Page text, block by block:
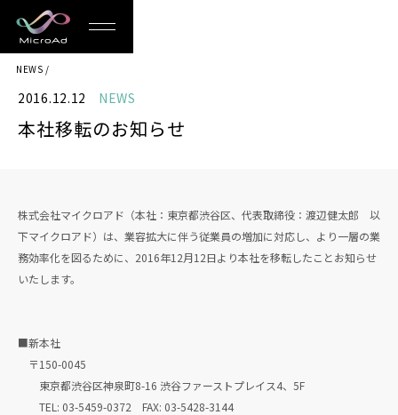
MicroAd
-
Redesigning
Life
NEWS
2016.12.12 NEWS
本社移転のお知らせ
株式会社マイクロアド（本社：東京都渋谷区、代表取締役：渡辺健太郎 以
下マイクロアド）は、業容拡大に伴う従業員の増加に対応し、より一層の業
務効率化を図るために、2016年12月12日より本社を移転したことお知らせ
いたします。
■新本社
〒150-0045
東京都渋谷区神泉町8-16 渋谷ファーストプレイス4、5F
TEL: 03-5459-0372 FAX: 03-5428-3144